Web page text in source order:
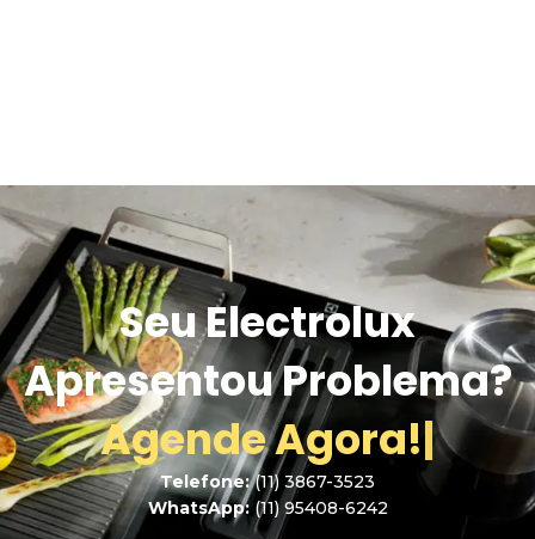
Seu Electrolux
Apresentou Problema?
AgendeAgora!|
Telefone:(11) 3867-3523
WhatsApp:(11) 95408-6242